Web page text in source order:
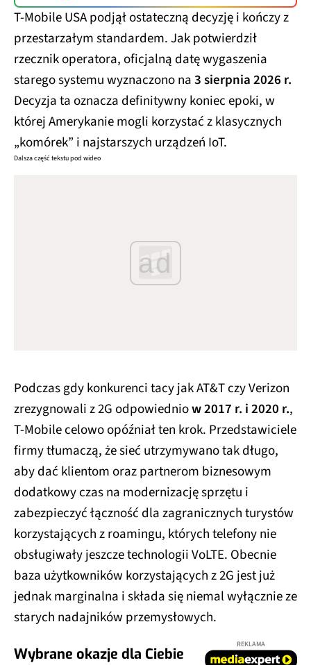
T-Mobile USA podjął ostateczną decyzję i kończy z
przestarzałym standardem. Jak potwierdził
rzecznik operatora, oficjalną datę wygaszenia
starego systemu wyznaczono na3 sierpnia 2026 r.
Decyzja ta oznacza definitywny koniec epoki, w
której Amerykanie mogli korzystać z klasycznych
„komórek” i najstarszych urządzeń IoT.
Dalsza część tekstu pod wideo
ad
Podczas gdy konkurenci tacy jak AT&T czy Verizon
zrezygnowali z 2G odpowiedniow 2017 r. i 2020 r.,
T-Mobile celowo opóźniał ten krok. Przedstawiciele
firmy tłumaczą, że sieć utrzymywano tak długo,
aby dać klientom oraz partnerom biznesowym
dodatkowy czas na modernizację sprzętu i
zabezpieczyć łączność dla zagranicznych turystów
korzystających z roamingu, których telefony nie
obsługiwały jeszcze technologii VoLTE. Obecnie
baza użytkowników korzystających z 2G jest już
jednak marginalna i składa się niemal wyłącznie ze
starych nadajników przemysłowych.
Wybrane okazje dla Ciebie
REKLAMA